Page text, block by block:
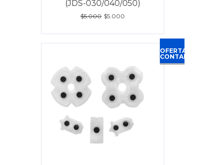
(JDS-030/040/050)
$5.000 $5.000
OFERTA
CONTADO